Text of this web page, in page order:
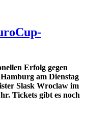
Erfolg gegen
am Dienstag
Slask Wroclaw im
Tickets gibt es noch